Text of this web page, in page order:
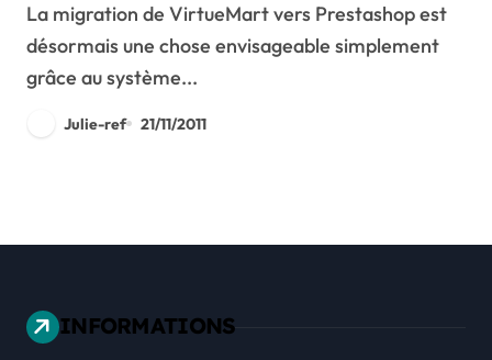
La migration de VirtueMart vers Prestashop est
désormais une chose envisageable simplement
grâce au système...
Julie-ref 21/11/2011
INFORMATIONS